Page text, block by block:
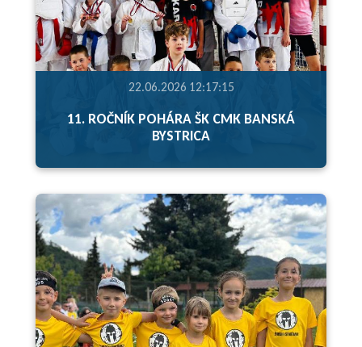
22.06.2026 12:17:15
11. ROČNÍK POHÁRA ŠK CMK BANSKÁ
BYSTRICA